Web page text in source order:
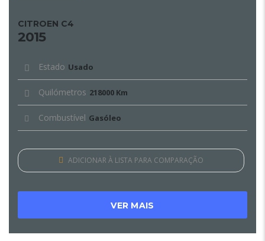
CITROEN C4
2015
Estado Usado
Quilómetros 218000 Km
Combustível Gasóleo
ADICIONAR À LISTA PARA COMPARAÇÃO
VER MAIS